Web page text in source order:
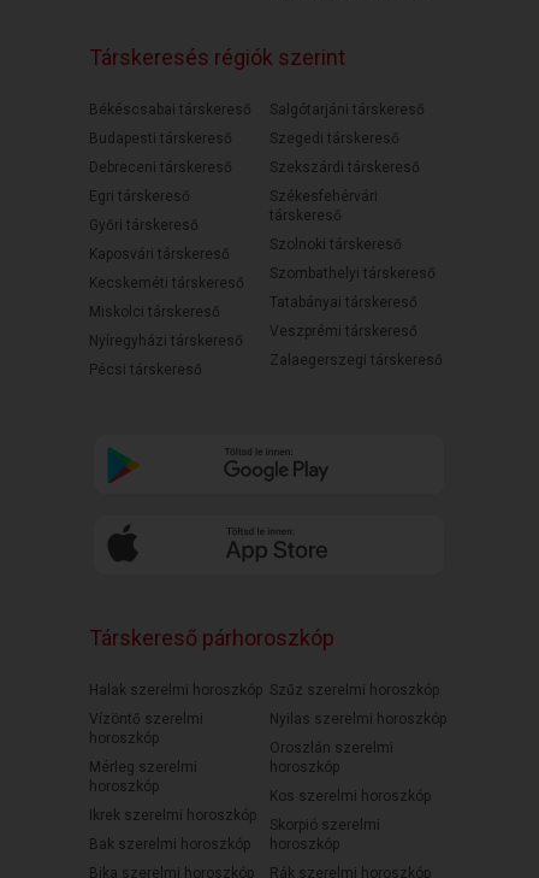
Társkeresés régiók szerint
Békéscsabai társkereső
Budapesti társkereső
Debreceni társkereső
Egri társkereső
Győri társkereső
Kaposvári társkereső
Kecskeméti társkereső
Miskolci társkereső
Nyíregyházi társkereső
Pécsi társkereső
Salgótarjáni társkereső
Szegedi társkereső
Szekszárdi társkereső
Székesfehérvári
társkereső
Szolnoki társkereső
Szombathelyi társkereső
Tatabányai társkereső
Veszprémi társkereső
Zalaegerszegi társkereső
Társkereső párhoroszkóp
Halak szerelmi horoszkóp
Vízöntő szerelmi
horoszkóp
Mérleg szerelmi
horoszkóp
Ikrek szerelmi horoszkóp
Bak szerelmi horoszkóp
Bika szerelmi horoszkóp
Szűz szerelmi horoszkóp
Nyilas szerelmi horoszkóp
Oroszlán szerelmi
horoszkóp
Kos szerelmi horoszkóp
Skorpió szerelmi
horoszkóp
Rák szerelmi horoszkóp